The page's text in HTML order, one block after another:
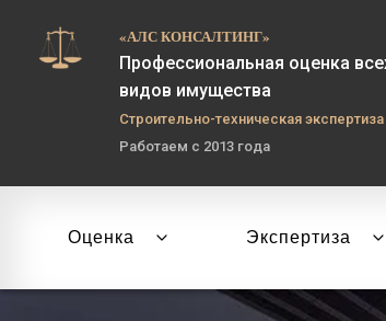
«АЛС КОНСАЛТИНГ»
Профессиональная оценка
видов имущества
Строительно-техническая экспертиза
Работаем с 2013 года
Оценка Экспертиза